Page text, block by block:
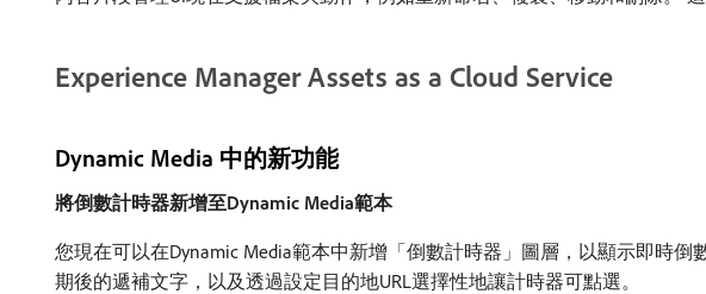
Experience Manager Assets as a Cloud Service
Dynamic Media 中的新功能
將倒數計時器新增至Dynamic Media範本
您現在可以在Dynamic Media範本中新增「倒數計時器」圖層，以顯示即時
期後的遞補文字，以及透過設定目的地URL選擇性地讓計時器可點選。